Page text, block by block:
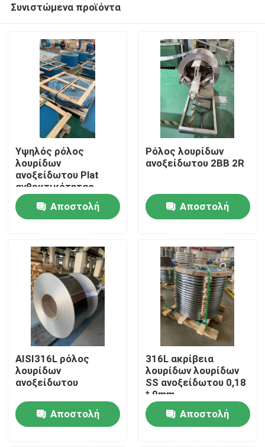
Σπίτι
Προϊόντα
Περίπου εμείς
Γύρος εργοστασίων
Ποιοτικός έλεγχος
Μας ελάτε σε επαφή με
Ζητήστε ένα απόσπασμα
Συνιστώμενα προϊόντα
Υψηλός ρόλος
λουρίδων
ανοξείδωτου Plat
ανθεκτικότητας
Αποστολή
Ρόλος λουρίδων
ανοξείδωτου 2BB 2R
Αποστολή
AISI316L ρόλος
λουρίδων
ανοξείδωτου
Αποστολή
316L ακρίβεια
λουρίδων λουρίδων
SS ανοξείδωτου 0,18
* 9mm
Αποστολή